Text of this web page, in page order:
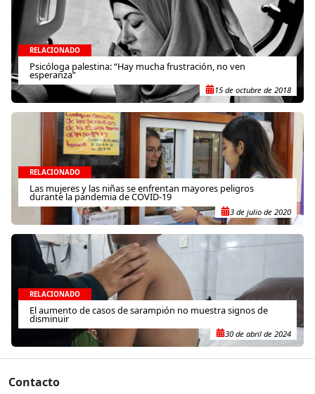
RELACIONADO
Psicóloga palestina: “Hay mucha frustración, no ven
esperanza”
15 de octubre de 2018
RELACIONADO
Las mujeres y las niñas se enfrentan mayores peligros
durante la pandemia de COVID-19
3 de julio de 2020
RELACIONADO
El aumento de casos de sarampión no muestra signos de
disminuir
30 de abril de 2024
Contacto